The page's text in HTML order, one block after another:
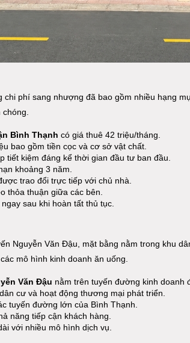
chi phí sang nhượng đã bao gồm nhiều hạng
Bình Thạnh có giá thuê 42 triệu/tháng.
bao gồm tiền cọc và cơ sở vật chất.
tiết kiệm đáng kể thời gian đầu tư ban đầu.
khoảng 3 năm.
trao đổi trực tiếp với chủ nhà.
thỏa thuận giữa các bên.
sau khi hoàn tất thủ tục.
Nguyễn Văn Đậu, mặt bằng nằm trong khu
mô hình kinh doanh ăn uống.
Văn Đậu nằm trên tuyến đường kinh doanh
cư và hoạt động thương mại phát triển.
tuyến đường lớn của Bình Thạnh.
năng tiếp cận khách hàng.
với nhiều mô hình dịch vụ.